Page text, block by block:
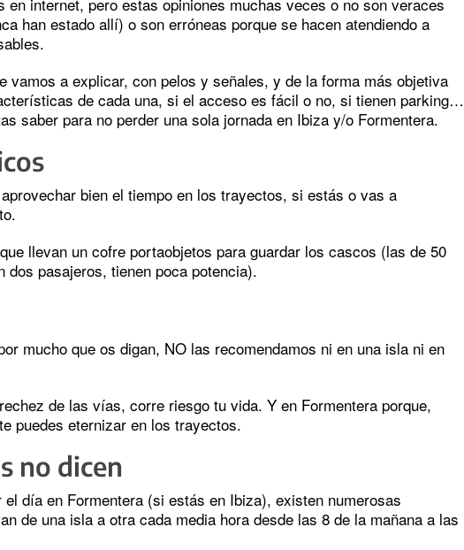
han estado allí) o son erróneas porque se hacen atendiendo a
vamos a explicar, con pelos y señales, y de la forma más objetiva
de cada una, si el acceso es fácil o no, si tienen parking…
saber para no perder una sola jornada en Ibiza y/o Formentera.
bien el tiempo en los trayectos, si estás o vas a
llevan un cofre portaobjetos para guardar los cascos (las de 50
dos pasajeros, tienen poca potencia).
mucho que os digan, NO las recomendamos ni en una isla ni en
de las vías, corre riesgo tu vida. Y en Formentera porque,
puedes eternizar en los trayectos.
no dicen
día en Formentera (si estás en Ibiza), existen numerosas
de una isla a otra cada media hora desde las 8 de la mañana a las